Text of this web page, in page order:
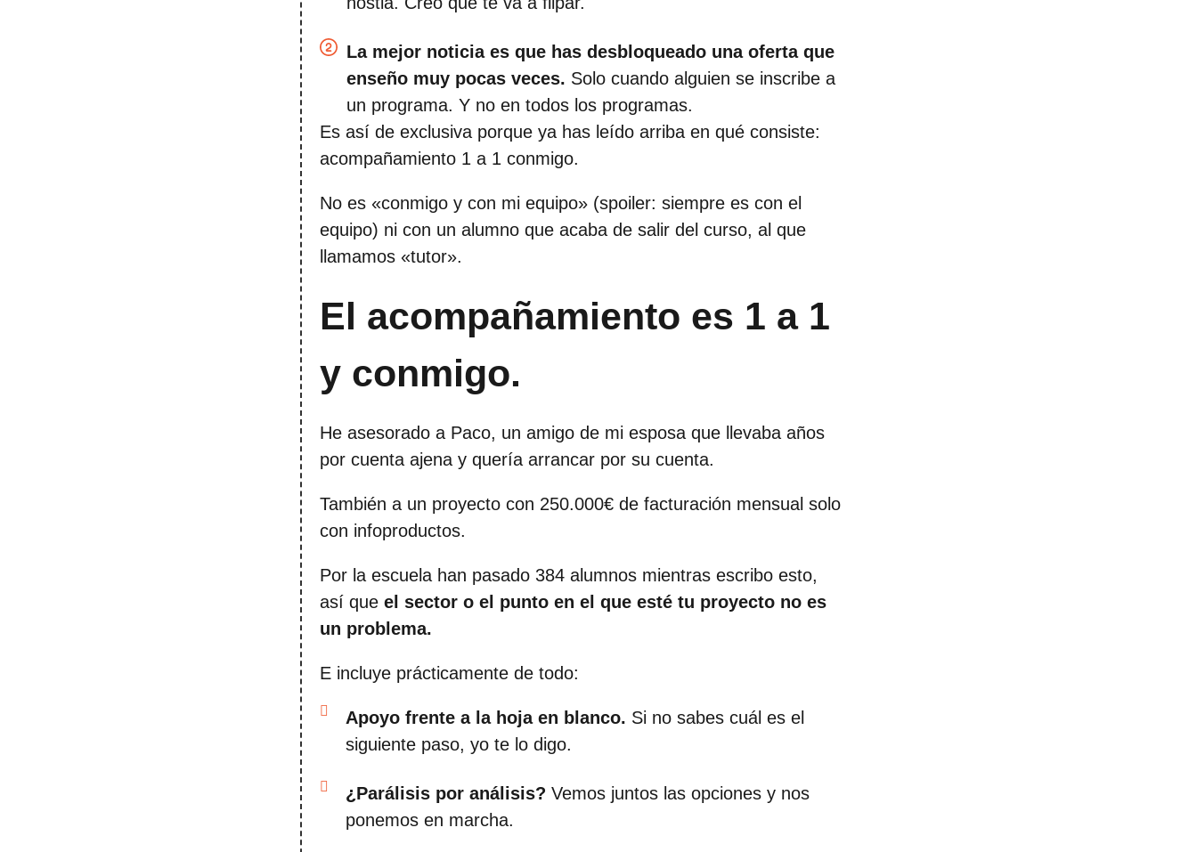
La mejor noticia es que has desbloqueado una oferta que
enseño muy pocas veces. Solo cuando alguien se inscribe a
un programa. Y no en todos los programas.
Es así de exclusiva porque ya has leído arriba en qué consiste:
acompañamiento 1 a 1 conmigo.
No es «conmigo y con mi equipo» (spoiler: siempre es con el
equipo) ni con un alumno que acaba de salir del curso, al que
llamamos «tutor».
El acompañamiento es 1 a 1
y conmigo.
He asesorado a Paco, un amigo de mi esposa que llevaba años
por cuenta ajena y quería arrancar por su cuenta.
También a un proyecto con 250.000€ de facturación mensual solo
con infoproductos.
Por la escuela han pasado 384 alumnos mientras escribo esto,
así que el sector o el punto en el que esté tu proyecto no es
un problema.
E incluye prácticamente de todo:
Apoyo frente a la hoja en blanco. Si no sabes cuál es el
siguiente paso, yo te lo digo.
¿Parálisis por análisis? Vemos juntos las opciones y nos
ponemos en marcha.